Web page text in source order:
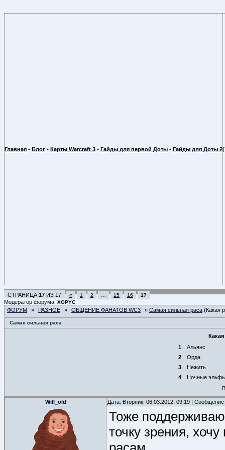
Главная • Блог • Карты Warcraft 3 • Гайды для первой Доты • Гайды для Доты 2
СТРАНИЦА 17 ИЗ 17 « 1 2 15 16 17
Модератор форума: XOPYC
ФОРУМ » РАЗНОЕ » ОБЩЕНИЕ ФАНАТОВ WC3 » Самая сильная раса (Какая
Самая сильная раса
1
Альянс
2
Орда
3
Нежить
4
Ночные
Will_old Дата: Вторник, 06.03.2012, 09:19 |
Тоже
точку зрения,